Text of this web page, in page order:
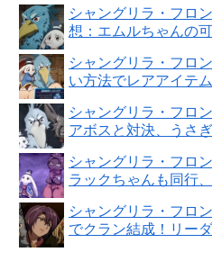
シャングリラ・フロ
想：エムルちゃんの
シャングリラ・フロ
い方法でレアアイテ
シャングリラ・フロ
アボスと対決、うさ
シャングリラ・フロ
ラックちゃんも同行
シャングリラ・フロ
でクラン結成！リー